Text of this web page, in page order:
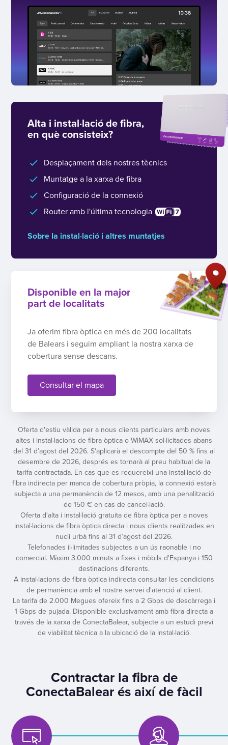
Alta i instal·lació de fibra,
en què consisteix?
Desplaçament dels nostres tècnics
Muntatge a la xarxa de fibra
Configuració de la connexió
Router amb l'última tecnologia
Sobre la instal·lació i altres muntatjes
Disponible en la major
part de localitats
Ja oferim fibra òptica en més de 200 localitats
de Balears i seguim ampliant la nostra xarxa de
cobertura sense descans.
Consultar el mapa
Oferta d'estiu vàlida per a nous clients particulars amb noves
altes i instal·lacions de fibra òptica o WiMAX sol·licitades abans
del 31 d’agost del 2026. S'aplicarà el descompte del 50 % fins al
desembre de 2026, després es tornarà al preu habitual de la
tarifa contractada. En cas que es requereixi una instal·lació de
fibra indirecta per manca de cobertura pròpia, la connexió estarà
subjecta a una permanència de 12 mesos, amb una penalització
de 150 € en cas de cancel·lació.
Oferta d'alta i instal·lació gratuita de fibra òptica per a noves
instal·lacions de fibra òptica directa i nous clients realitzades en
nucli urbà fins al 31 d’agost del 2026.
Telefonades il·limitades subjectes a un ús raonable i no
comercial. Màxim 3.000 minuts a fixes i mòbils d'Espanya i 150
destinacions diferents.
A instal·lacions de fibra òptica indirecta consultar les condicions
de permanència amb el nostre servei d'atenció al client.
La tarifa de 2.000 Megues ofereix fins a 2 Gbps de descàrrega i
1 Gbps de pujada. Disponible exclusivament amb fibra directa a
través de la xarxa de ConectaBalear, subjecte a un estudi previ
de viabilitat tècnica a la ubicació de la instal·lació.
Contractar la fibra de
ConectaBalear és així de fàcil